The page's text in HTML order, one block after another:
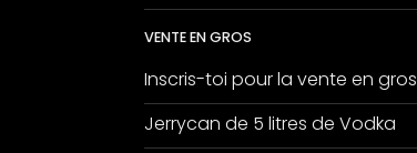
VENTE EN GROS
Inscris-toi pour la vente en gros
Jerrycan de 5 litres de Vodka